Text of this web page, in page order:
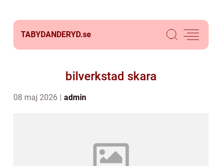
TABYDANDERYD.se
bilverkstad skara
08 maj 2026 admin